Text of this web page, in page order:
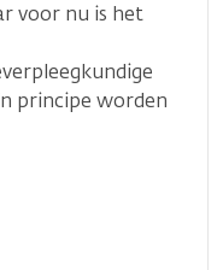
voor nu is het
principe worden